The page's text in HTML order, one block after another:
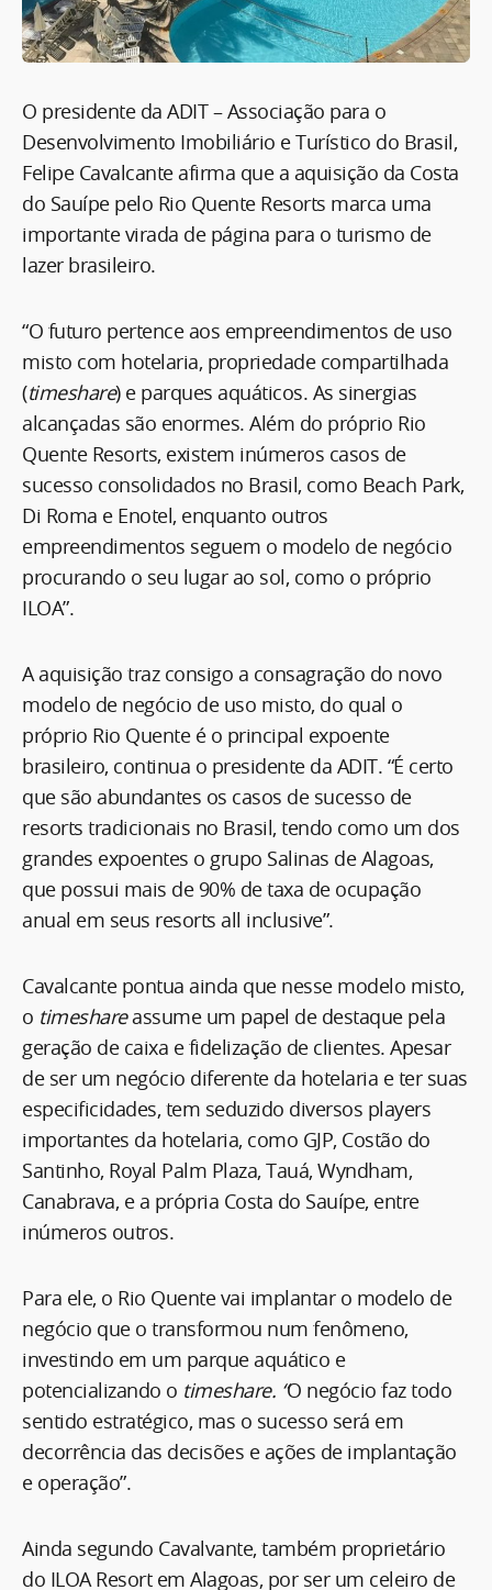
O presidente da ADIT – Associação para o
Desenvolvimento Imobiliário e Turístico do Brasil,
Felipe Cavalcante afirma que a aquisição da Costa
do Sauípe pelo Rio Quente Resorts marca uma
importante virada de página para o turismo de
lazer brasileiro.
“O futuro pertence aos empreendimentos de uso
misto com hotelaria, propriedade compartilhada
(timeshare) e parques aquáticos. As sinergias
alcançadas são enormes. Além do próprio Rio
Quente Resorts, existem inúmeros casos de
sucesso consolidados no Brasil, como Beach Park,
Di Roma e Enotel, enquanto outros
empreendimentos seguem o modelo de negócio
procurando o seu lugar ao sol, como o próprio
ILOA”.
A aquisição traz consigo a consagração do novo
modelo de negócio de uso misto, do qual o
próprio Rio Quente é o principal expoente
brasileiro, continua o presidente da ADIT. “É certo
que são abundantes os casos de sucesso de
resorts tradicionais no Brasil, tendo como um dos
grandes expoentes o grupo Salinas de Alagoas,
que possui mais de 90% de taxa de ocupação
anual em seus resorts all inclusive”.
Cavalcante pontua ainda que nesse modelo misto,
o timeshareassume um papel de destaque pela
geração de caixa e fidelização de clientes. Apesar
de ser um negócio diferente da hotelaria e ter suas
especificidades, tem seduzido diversos players
importantes da hotelaria, como GJP, Costão do
Santinho, Royal Palm Plaza, Tauá, Wyndham,
Canabrava, e a própria Costa do Sauípe, entre
inúmeros outros.
Para ele, o Rio Quente vai implantar o modelo de
negócio que o transformou num fenômeno,
investindo em um parque aquático e
potencializando o timeshare. “O negócio faz todo
sentido estratégico, mas o sucesso será em
decorrência das decisões e ações de implantação
e operação”.
Ainda segundo Cavalvante, também proprietário
do ILOA Resort em Alagoas, por ser um celeiro de